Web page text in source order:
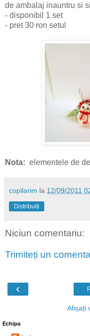
de ambalaj inauntru si
- disponibil 1 set
- pret 30 ron setul
Nota: elementele de
copilarim la 12/09/2011
Distribuiți
Niciun comentariu:
Trimiteți un
‹
Afișați
Echipa